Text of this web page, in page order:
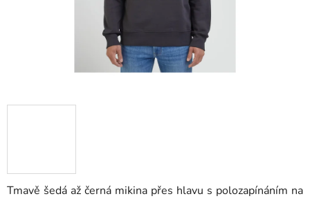
Tmavě šedá až černá mikina přes hlavu s polozapínáním na